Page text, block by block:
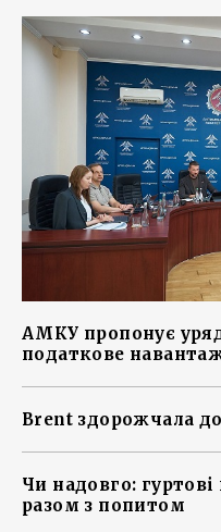
АМКУ пропонує
податкове
Brent здорожчала до
Чи надовго:
разом з попитом